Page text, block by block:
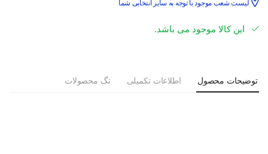
لیست شعب موجود با توجه به سایز انتخابی شما
این کالا موجود می باشد.
توضیحات محصول اطلاعات تکمیلی تگ محصولات